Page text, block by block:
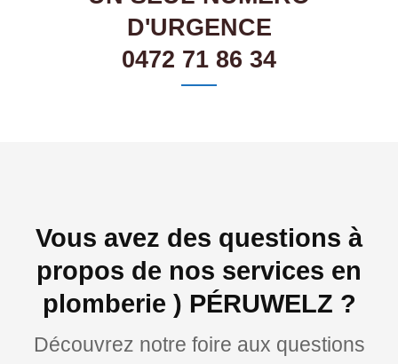
D'URGENCE
0472 71 86 34
Vous avez des questions à
propos de nos services en
plomberie ) PÉRUWELZ ?
Découvrez notre foire aux questions